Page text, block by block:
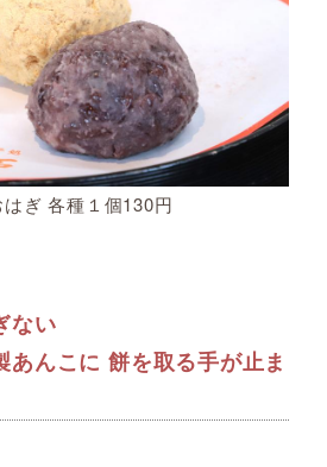
ぎ 各種１個130円
ない
あんこに 餅を取る手が止ま